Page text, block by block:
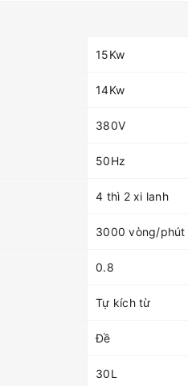
15Kw
14Kw
380V
50Hz
4 thì 2 xi lanh
3000 vòng/phút
0.8
Tự kích từ
Đề
30L